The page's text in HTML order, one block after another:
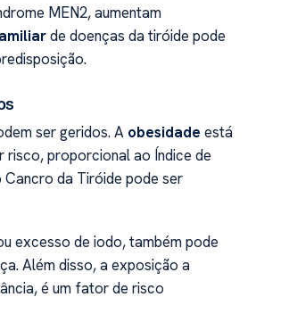
MEN2, aumentam
de doenças da tiróide pode
ser geridos. A obesidade está
risco, proporcional ao Índice de
Cancro da Tiróide pode ser
excesso de iodo, também pode
Além disso, a exposição a
é um fator de risco